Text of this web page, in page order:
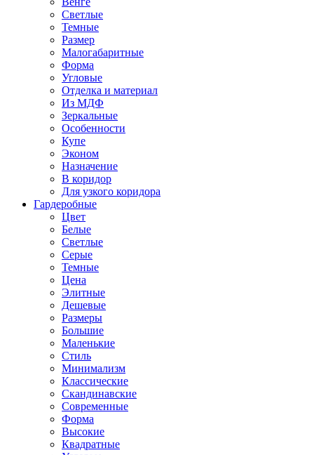
Светлые
Темные
Размер
Малогабаритные
Форма
Угловые
Отделка и материал
Из МДФ
Зеркальные
Особенности
Купе
Эконом
Назначение
В коридор
Для узкого коридора
Гардеробные
Цвет
Белые
Светлые
Серые
Темные
Цена
Элитные
Дешевые
Размеры
Большие
Маленькие
Стиль
Минимализм
Классические
Скандинавские
Современные
Форма
Высокие
Квадратные